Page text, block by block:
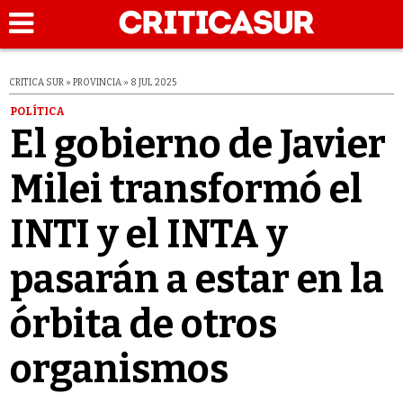
CRITICA SUR » PROVINCIA » 8 JUL 2025
POLÍTICA
El gobierno de Javier
Milei transformó el
INTI y el INTA y
pasarán a estar en la
órbita de otros
organismos